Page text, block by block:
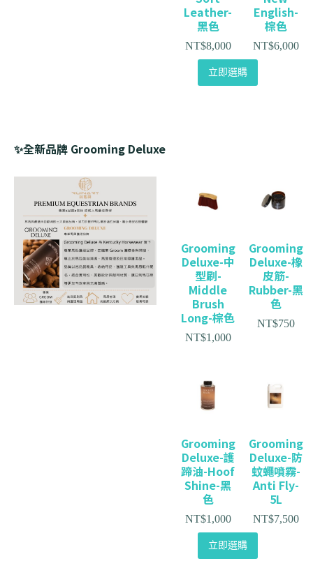
Leather-
黑色
NT$8,000
English-
棕色
NT$6,000
立即選購
✨全新品牌 Grooming Deluxe
Grooming
Deluxe-中
型刷-
Middle
Brush
Long-棕色
NT$1,000
Grooming
Deluxe-橡
皮筋-
Rubber-黑
色
NT$750
Grooming
Deluxe-護
蹄油-Hoof
Shine-黑
色
NT$1,000
Grooming
Deluxe-防
蚊蠅噴霧-
Anti Fly-
5L
NT$7,500
立即選購